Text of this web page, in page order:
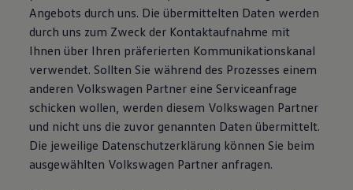
Angebots durch uns. Die übermittelten Daten werden
durch uns zum Zweck der Kontaktaufnahme mit
Ihnen über Ihren präferierten Kommunikationskanal
verwendet. Sollten Sie während des Prozesses einem
anderen Volkswagen Partner eine Serviceanfrage
schicken wollen, werden diesem Volkswagen Partner
und nicht uns die zuvor genannten Daten übermittelt.
Die jeweilige Datenschutzerklärung können Sie beim
ausgewählten Volkswagen Partner anfragen.